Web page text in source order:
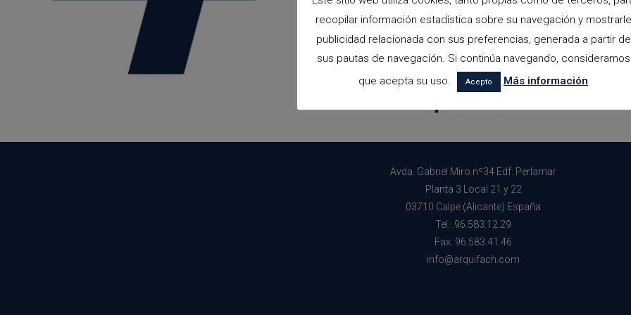
Avda. Gabriel Miro nº34 Edf. Perlamar
Planta 3 Local 21 y 22
03710 Calpe (Alicante) España
Tel.: 96.583.12.29
Fax: 96.583.41.46
info@arquifach.com
recopilar información estadística sobre su navegación y mostrarle
publicidad relacionada con sus preferencias, generada a partir de
sus pautas de navegación. Si continúa navegando, consideramos
que acepta su uso.
Acepto Más información